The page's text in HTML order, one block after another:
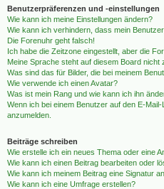
Benutzerpräferenzen und -einstellungen
Wie kann ich meine Einstellungen ändern?
Wie kann ich verhindern, dass mein
Die Forenuhr geht falsch!
Ich habe die Zeitzone eingestellt, aber die
Meine Sprache steht auf diesem Board nicht
Was sind das für Bilder, die bei meinem
Wie verwende ich einen Avatar?
Was ist mein Rang und wie kann ich ihn
Wenn ich bei einem Benutzer auf den E-
anzumelden.
Beiträge schreiben
Wie erstelle ich ein neues Thema oder eine
Wie kann ich einen Beitrag bearbeiten oder
Wie kann ich meinem Beitrag eine Signatur
Wie kann ich eine Umfrage erstellen?